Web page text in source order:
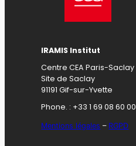
IRAMIS Institut
Centre CEA Paris-Saclay
Site de Saclay
91191 Gif-sur-Yvette
Phone. : +33 1 69 08 60 00
Mentions légales – RGPD